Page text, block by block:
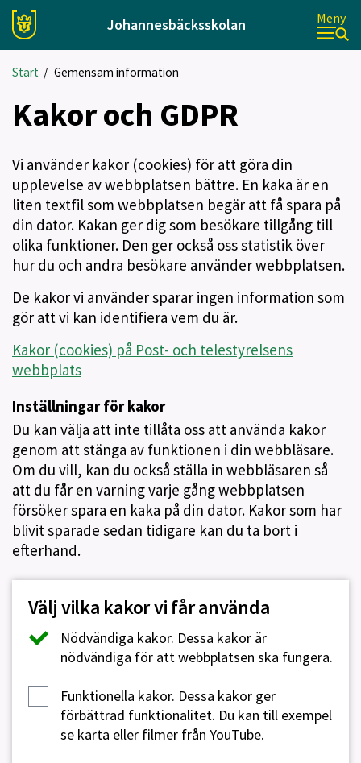
Johannesbäcksskolan Meny
Start / Gemensam information
Kakor och GDPR
Vi använder kakor (cookies) för att göra din
upplevelse av webbplatsen bättre. En kaka är en
liten textfil som webbplatsen begär att få spara på
din dator. Kakan ger dig som besökare tillgång till
olika funktioner. Den ger också oss statistik över
hur du och andra besökare använder webbplatsen.
De kakor vi använder sparar ingen information som
gör att vi kan identifiera vem du är.
Kakor (cookies) på Post- och telestyrelsens
webbplats
Inställningar för kakor
Du kan välja att inte tillåta oss att använda kakor
genom att stänga av funktionen i din webbläsare.
Om du vill, kan du också ställa in webbläsaren så
att du får en varning varje gång webbplatsen
försöker spara en kaka på din dator. Kakor som har
blivit sparade sedan tidigare kan du ta bort i
efterhand.
Välj vilka kakor vi får använda
Nödvändiga kakor. Dessa kakor är
nödvändiga för att webbplatsen ska fungera.
Funktionella kakor. Dessa kakor ger
förbättrad funktionalitet. Du kan till exempel
se karta eller filmer från YouTube.